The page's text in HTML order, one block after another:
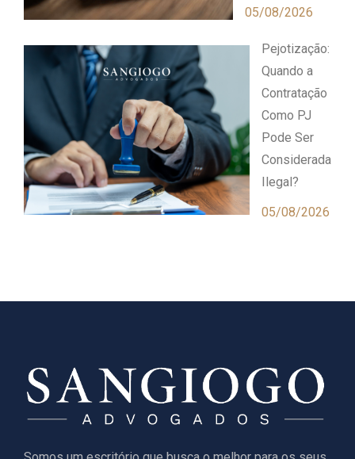
05/08/2026
Pejotização:
Quando a
Contratação
Como PJ
Pode Ser
Considerada
Ilegal?
05/08/2026